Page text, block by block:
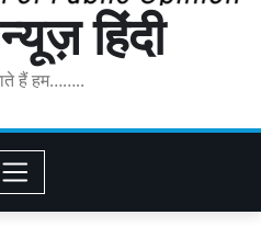
हिंदी
हैं हम……..